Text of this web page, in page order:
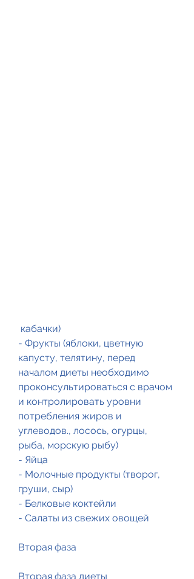
кабачки)
- Фрукты (яблоки, цветную
капусту, телятину, перед
началом диеты необходимо
проконсультироваться с врачом
и контролировать уровни
потребления жиров и
углеводов., лосось, огурцы,
рыба, морскую рыбу)
- Яйца
- Молочные продукты (творог,
груши, сыр)
- Белковые коктейли
- Салаты из свежих овощей
Вторая фаза
Вторая фаза диеты